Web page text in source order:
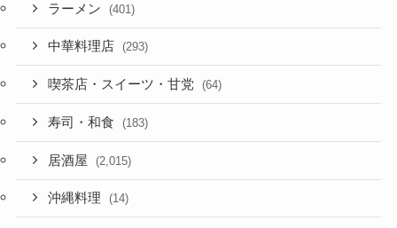
ラーメン (401)
中華料理店 (293)
喫茶店・スイーツ・甘党 (64)
寿司・和食 (183)
居酒屋 (2,015)
沖縄料理 (14)